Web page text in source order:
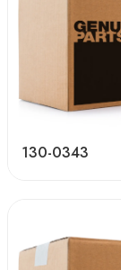
130-0343